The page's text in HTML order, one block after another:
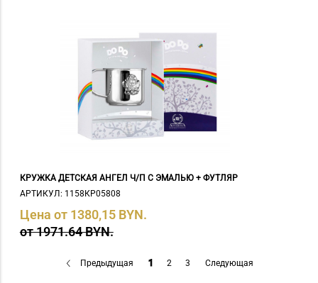
КРУЖКА ДЕТСКАЯ АНГЕЛ Ч/П С ЭМАЛЬЮ + ФУТЛЯР
АРТИКУЛ: 1158КР05808
Цена от 1380,15 BYN.
от 1971.64 BYN.
Предыдущая 1 2 3 Следующая